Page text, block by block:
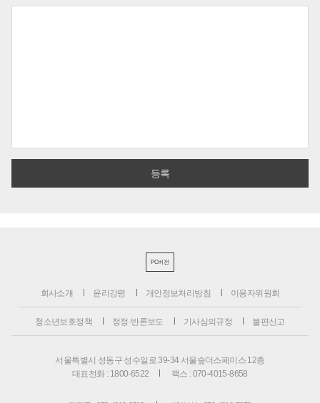
PC버전
회사소개 윤리강령 개인정보처리방침 이용자위원회
청소년보호정책 정정·반론보도 기사심의규정 불편신고
서울특별시 성동구 성수일로 39-34 서울숲더스페이스 12층
대표전화 : 1800-6522
팩스 : 070-4015-8658